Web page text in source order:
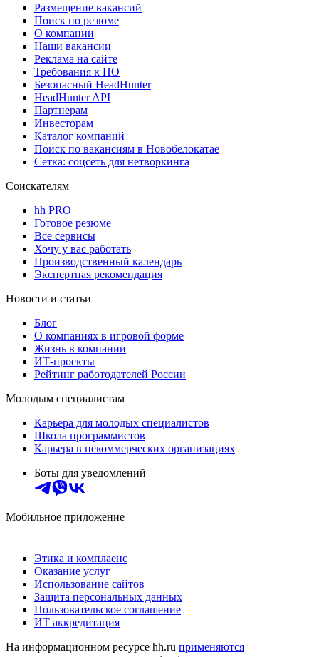
Размещение вакансий
Поиск по резюме
О компании
Наши вакансии
Реклама на сайте
Требования к ПО
Безопасный HeadHunter
HeadHunter API
Партнерам
Инвесторам
Каталог компаний
Поиск по вакансиям в Новобелокатае
Сетка: соцсеть для нетворкинга
Соискателям
hh PRO
Готовое резюме
Все сервисы
Хочу у вас работать
Производственный календарь
Экспертная рекомендация
Новости и статьи
Блог
О компаниях в игровой форме
Жизнь в компании
ИТ-проекты
Рейтинг работодателей России
Молодым специалистам
Карьера для молодых специалистов
Школа программистов
Карьера в некоммерческих организациях
Боты для уведомлений
Мобильное приложение
Этика и комплаенс
Оказание услуг
Использование сайтов
Защита персональных данных
Пользовательское соглашение
ИТ аккредитация
На информационном ресурсе hh.ru применяются